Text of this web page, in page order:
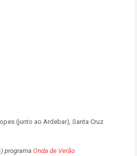
(junto ao Ardebar), Santa Cruz
programa Onda de Verão